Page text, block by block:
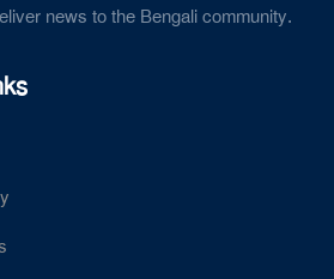
news to the Bengali community.